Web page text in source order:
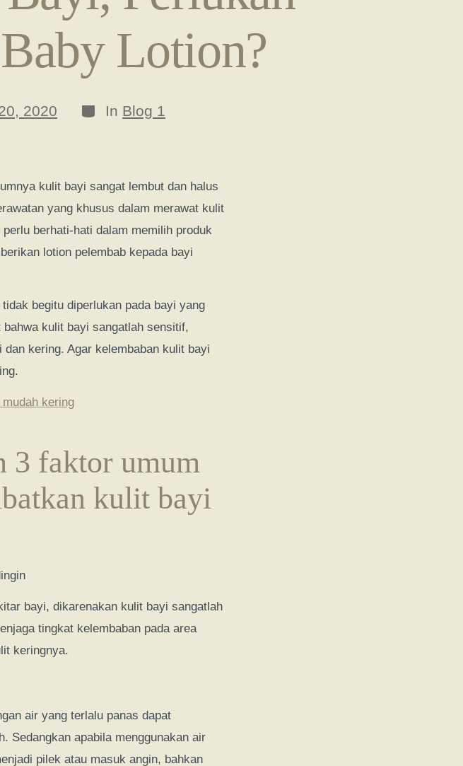
Lotion?
2020 Categories
In Blog 1
kulit bayi sangat lembut dan halus
yang khusus dalam merawat kulit
berhati-hati dalam memilih produk
lotion pelembab kepada bayi
begitu diperlukan pada bayi yang
kulit bayi sangatlah sensitif,
kering. Agar kelembaban kulit bayi
kering
3 faktor umum
kulit bayi
bayi, dikarenakan kulit bayi sangatlah
tingkat kelembaban pada area
keringnya.
air yang terlalu panas dapat
Sedangkan apabila menggunakan air
pilek atau masuk angin, bahkan